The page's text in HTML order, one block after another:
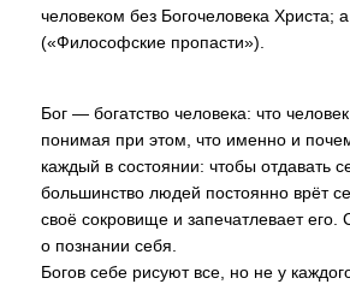
человеком без Богочеловека Христа;
(«Философские пропасти»).
Бог — богатство человека: что
понимая при этом, что именно и
каждый в состоянии: чтобы отдавать
большинство людей постоянно врёт
своё сокровище и запечатлевает
о познании себя.
Богов себе рисуют все, но не у